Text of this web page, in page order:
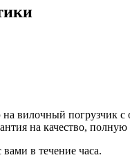
вилочный погрузчик с
на качество,
в течение часа.